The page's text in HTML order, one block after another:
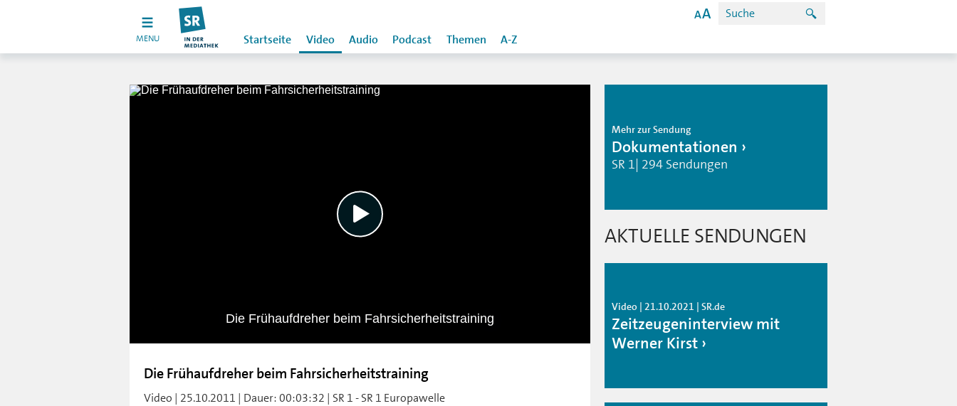
MENU Startseite Video Audio Podcast Themen A-Z
Die Frühaufdreher beim Fahrsicherheitstraining
Die Frühaufdreher beim Fahrsicherheitstraining
Video | 25.10.2011 | Dauer: 00:03:32 | SR 1 - SR 1 Europawelle
Mehr zur Sendung
Dokumentationen
SR 1| 294 Sendungen
AKTUELLE SENDUNGEN
Video | 21.10.2021 | SR.de
Zeitzeugeninterview mit
Werner Kirst